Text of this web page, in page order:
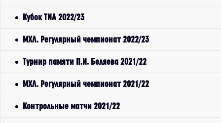
Кубок TNA 2022/23
МХЛ. Регулярный чемпионат 2022/23
Турнир памяти П.И. Беляева 2021/22
МХЛ. Регулярный чемпионат 2021/22
Контрольные матчи 2021/22